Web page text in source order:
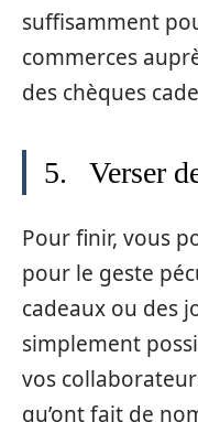
suffisamment
commerces
des chèques
5. Verser
Pour finir, vous
pour le geste
cadeaux ou des
simplement
vos
qu’ont fait de